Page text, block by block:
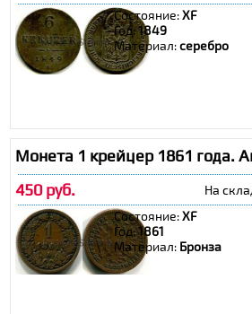
Состояние:XF
Год:1849
Материал:серебро
Монета 1 крейцер 1861 года.
450 руб.
На
Состояние:XF
Год:1861
Материал: Бронза